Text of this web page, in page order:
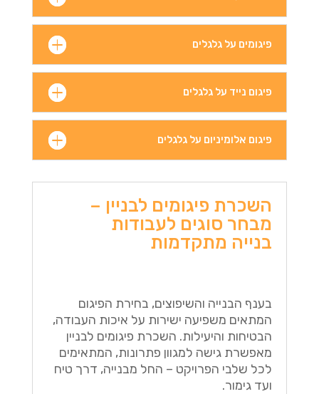
פיגומים על גלגלים
פיגום נייד על גלגלים
פיגום אלומיניום על גלגלים
השכרת פיגומים לבניין –
מבחר סוגים לעבודות
בנייה מתקדמות
בענף הבנייה והשיפוצים, בחירת הפיגום
המתאים משפיעה ישירות על איכות העבודה,
הבטיחות והיעילות. השכרת פיגומים לבניין
מאפשרת גישה למגוון פתרונות, המתאימים
לכל שלבי הפרויקט – החל מבנייה, דרך טיח
ועד גימור.